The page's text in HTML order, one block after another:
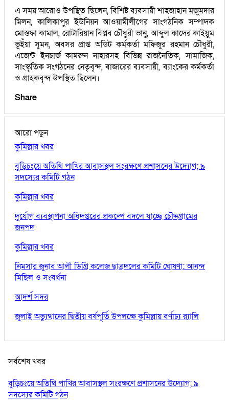
এ সময় আরোও উপস্থিত ছিলেন, বিশিষ্ট ব্যবসায়ী শাহজাহান মজুমদার
মিলন, কালিকাপুর ইউনিয়ন আওয়ামীলীগের সাংগঠনিক সম্পাদক
মোস্তফা কামাল, রোটারিয়ান বিপ্লব চৌধুরী ভানু, আব্দুল কাদের কাইয়ুম
ভূইঁয়া সুমন, অবসর প্রাপ্ত অডিট কর্মকর্তা মফিজুর রহমান চৌধুরী,
এজেন্ট ইনচার্জ কামরুন নাহারসহ বিভিন্ন রাজনৈতিক, সামাজিক,
সাংস্কৃতিক সংগঠনের নেতৃবৃন্দ, বাজারের ব্যবসায়ী, ব্যাংকের কর্মকর্তা
ও গ্রাহকবৃন্দ উপস্থিত ছিলেন।
Share
আরো পড়ুন
কুমিল্লার খবর
বুড়িচংয়ে অতিথি পাখির আবাসস্থল সংরক্ষণে প্রশাসনের উদ্যোগ; ৯
সদস্যের কমিটি গঠন
কুমিল্লার খবর
দুর্যোগ ব্যবস্থাপনা অধিদপ্তরের প্রকল্পে বদলে যাচ্ছে চৌদ্দগ্রামের
জনপদ
কুমিল্লার খবর
নিমসার জুনাব আলী ডিগ্রি কলেজ ছাত্রদলের কমিটি ঘোষণা: আনন্দ
মিছিল ও সংবর্ধনা
আদর্শ সদর
জুলাই অভ্যুত্থানের দ্বিতীয় বর্ষপূর্তি উপলক্ষে কুমিল্লায় বর্ণাঢ্য র‍্যালি
সর্বশেষ খবর
বুড়িচংয়ে অতিথি পাখির আবাসস্থল সংরক্ষণে প্রশাসনের উদ্যোগ; ৯
সদস্যের কমিটি গঠন